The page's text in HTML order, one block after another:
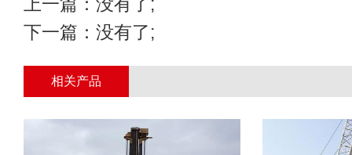
下一篇：没有了;
相关产品